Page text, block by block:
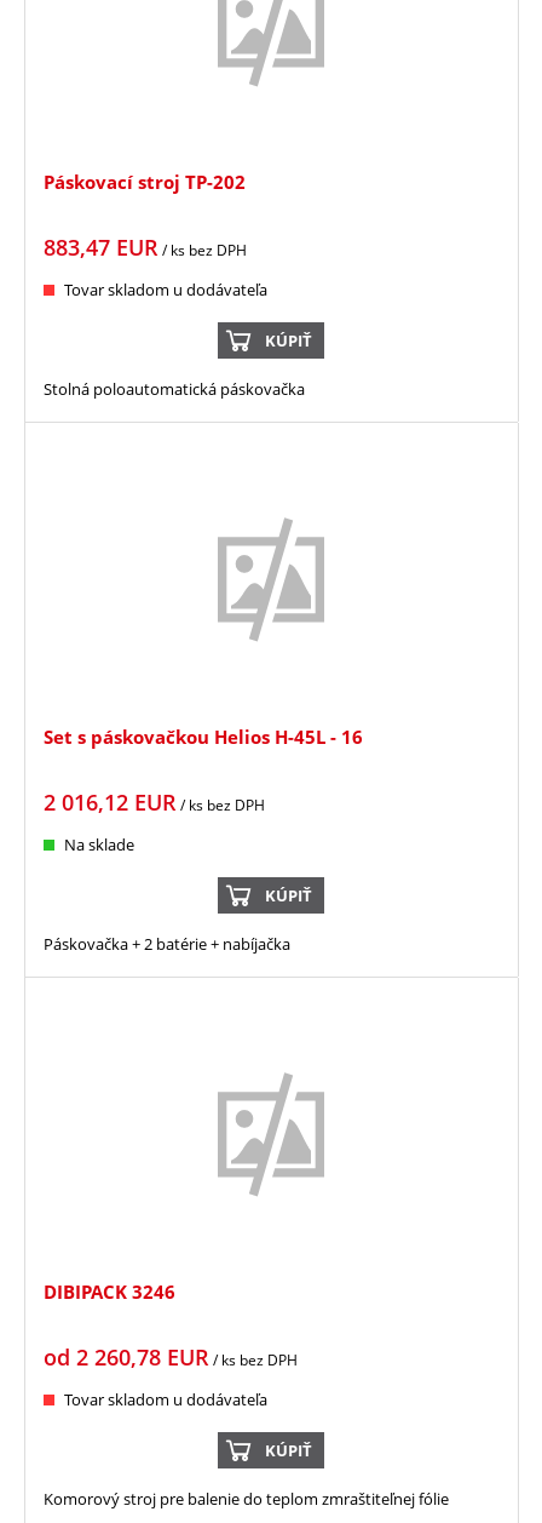
Páskovací stroj TP-202
883,47 EUR/ ks bez DPH
Tovar skladom u dodávateľa
KÚPIŤ
Stolná poloautomatická páskovačka
Set s páskovačkou Helios H-45L - 16
2 016,12 EUR/ ks bez DPH
Na sklade
KÚPIŤ
Páskovačka + 2 batérie + nabíjačka
DIBIPACK 3246
od 2 260,78 EUR/ ks bez DPH
Tovar skladom u dodávateľa
KÚPIŤ
Komorový stroj pre balenie do teplom zmraštiteľnej fólie